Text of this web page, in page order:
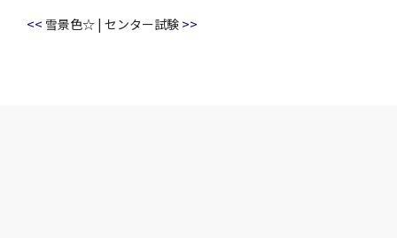
<< 雪景色☆ | センター試験 >>